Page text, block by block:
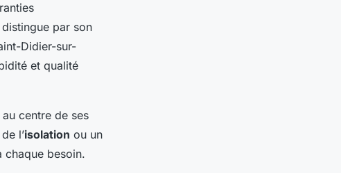
distingue par son
Didier-sur-
et qualité
centre de ses
l’isolation ou un
chaque besoin.